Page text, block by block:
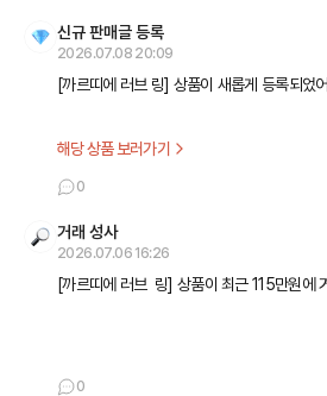
신규 판매글 등록
2026.07.08 20:09
[까르띠에 러브 링] 상품이 새롭게 등록되었
해당 상품 보러가기
0
거래 성사
2026.07.06 16:26
[까르띠에 러브  링] 상품이 최근 115만원에
0